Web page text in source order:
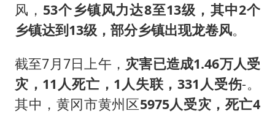
风， 53个乡镇风力达8至13级，其中2个
乡镇达到13级，部分乡镇出现龙卷风。
截至7月7日上午， 灾害已造成1.46万人受
灾，11人死亡，1人失联，331人受伤-。
其中，黄冈市黄州区5975人受灾，死亡4